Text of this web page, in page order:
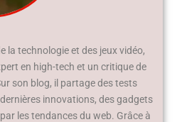
la technologie et des jeux vidéo,
en high-tech et un critique de
son blog, il partage des tests
innovations, des gadgets
les tendances du web. Grâce à